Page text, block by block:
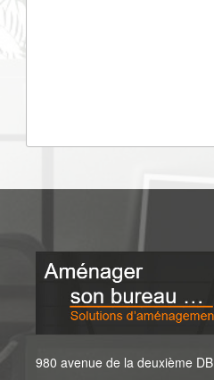
980 avenue de la deuxième DB